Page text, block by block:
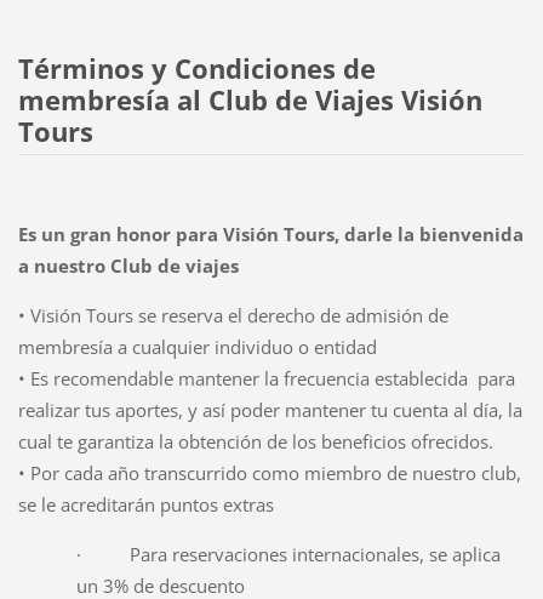
Términos y Condiciones de
membresía al Club de Viajes Visión
Tours
Es un gran honor para Visión Tours, darle la bienvenida
a nuestro Club de viajes
• Visión Tours se reserva el derecho de admisión de
membresía a cualquier individuo o entidad
• Es recomendable mantener la frecuencia establecida para
realizar tus aportes, y así poder mantener tu cuenta al día, la
cual te garantiza la obtención de los beneficios ofrecidos.
• Por cada año transcurrido como miembro de nuestro club,
se le acreditarán puntos extras
· Para reservaciones internacionales, se aplica
un 3% de descuento